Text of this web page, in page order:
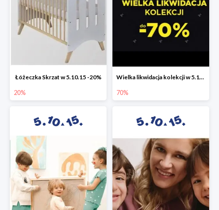
Łóżeczka Skrzat w 5.10.15 -20%
20%
Wielka likwidacja kolekcji w 5.10.15 do -70%
70%